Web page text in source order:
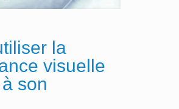
la
visuelle
son